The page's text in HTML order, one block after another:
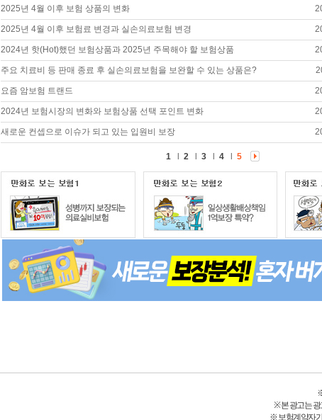
2025년 4월 이후 보험 상품의 변화
2025년 4월 이후 보험료 변경과 실손의료보험 변경
2024년 핫(Hot)했던 보험상품과 2025년 주목해야 할 보험상품
주요 치료비 등 판매 종료 후 실손의료보험을 보완할 수 있는 상품은?
요즘 암보험 트랜드
2024년 보험시장의 변화와 보험상품 선택 포인트 변화
새로운 컨셉으로 이슈가 되고 있는 입원비 보장
1 2 3 4 5
※ 본 광고는
※ 보험계약자